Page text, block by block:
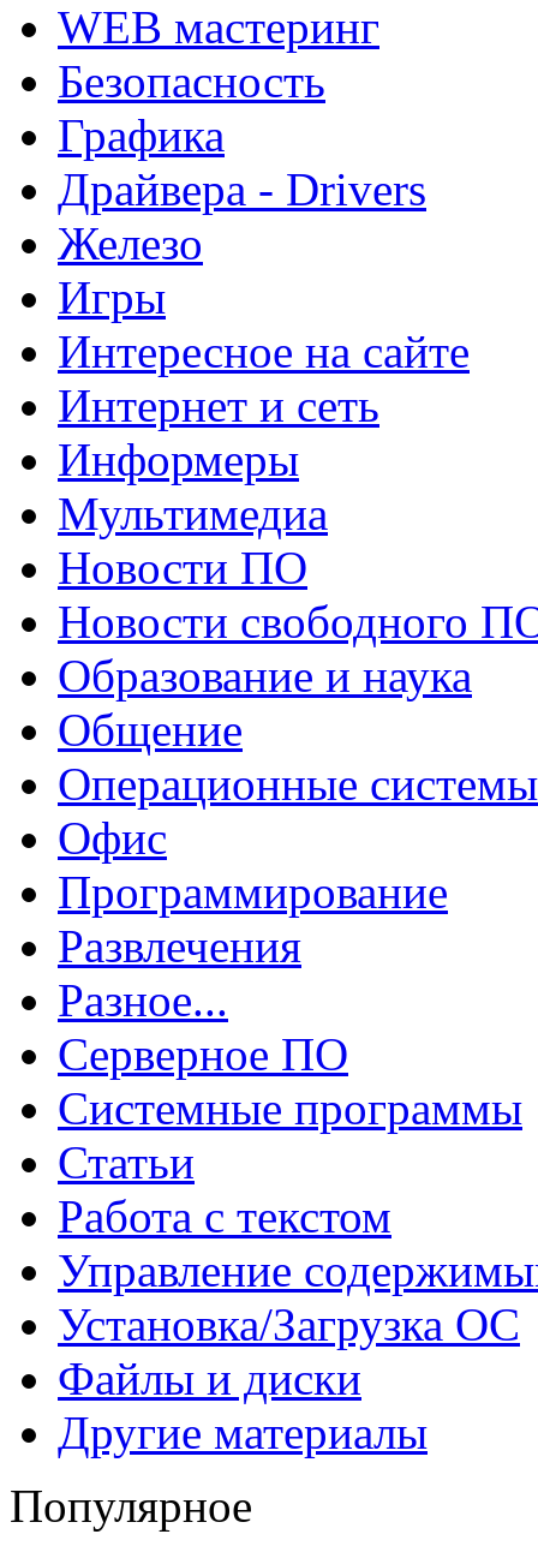
WEB мастеринг
Безопасность
Графика
Драйвера - Drivers
Железо
Игры
Интересное на сайте
Интернет и сеть
Информеры
Мультимедиа
Новости ПО
Новости свободного
Образование и наука
Общение
Операционные системы
Офис
Программирование
Развлечения
Разное...
Серверное ПО
Системные программы
Статьи
Работа с текстом
Управление
Установка/Загрузка ОС
Файлы и диски
Другие материалы
Популярное